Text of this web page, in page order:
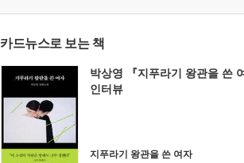
카드뉴스로 보는 책
박상영 『지푸라기 왕관을 쓴
인터뷰
지푸라기 왕관을 쓴 여자